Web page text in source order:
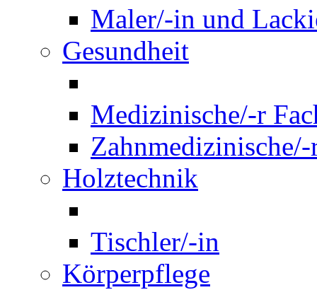
Maler/-in und
Gesundheit
Medizinische/-r
Holztechnik
Tischler/-in
Körperpflege